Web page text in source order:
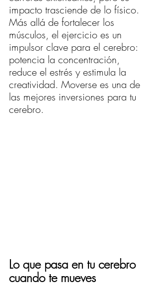
impacto trasciende de lo físico.
Más allá de fortalecer los
músculos, el ejercicio es un
impulsor clave para el cerebro:
potencia la concentración,
reduce el estrés y estimula la
creatividad. Moverse es una de
las mejores inversiones para tu
cerebro.
Lo que pasa en tu cerebro
cuando te mueves